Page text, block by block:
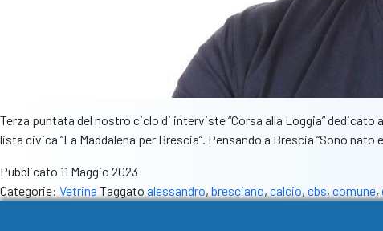
Terza puntata del nostro ciclo di interviste “Corsa alla Loggia”
lista civica “La Maddalena per Brescia”. Pensando a Brescia “Sono
Pubblicato 11 Maggio 2023
Categorie: Vetrina Taggato alessandro, bresciano, calcio, cbs, comune,